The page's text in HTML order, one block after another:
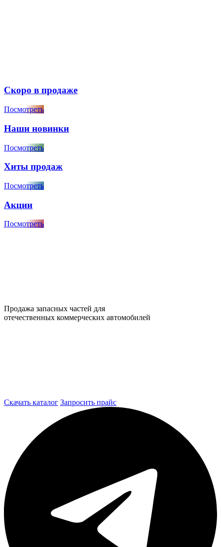
Скоро в продаже
Посмотреть
Наши новинки
Посмотреть
Хиты продаж
Посмотреть
Акции
Посмотреть
Продажа запасных частей для
отечественных коммерческих автомобилей
Скачать каталог Запросить прайс